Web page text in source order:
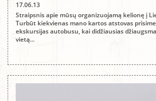
17.06.13
Straipsnis apie mūsų organizuojamą kelionę į
Turbūt kiekvienas mano kartos atstovas
ekskursijas autobusu, kai didžiausias
vietą...